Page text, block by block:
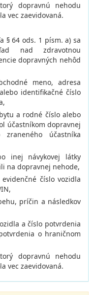
dopravnú nehodu
vec zaevidovaná.
§ 64 ods. 1 písm. a) sa
nad zdravotnou
dopravných nehôd
meno, adresa
identifikačné číslo
a rodné číslo alebo
účastníkom dopravnej
účastníka
inej návykovej látky
na dopravnej nehode,
číslo vozidla
príčin a následkov
a číslo potvrdenia
o hraničnom
dopravnú nehodu
vec zaevidovaná.